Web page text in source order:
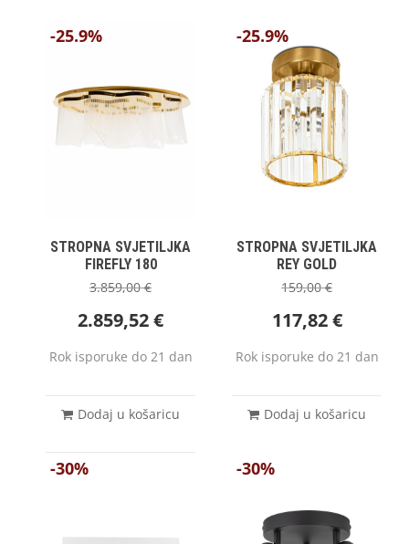
-25.9%
STROPNA SVJETILJKA
FIREFLY 180
3.859,00€
2.859,52€
Rok isporuke do 21 dan
Dodaj u košaricu
-25.9%
STROPNA SVJETILJKA
REY GOLD
159,00€
117,82€
Rok isporuke do 21 dan
Dodaj u košaricu
-30% -30%